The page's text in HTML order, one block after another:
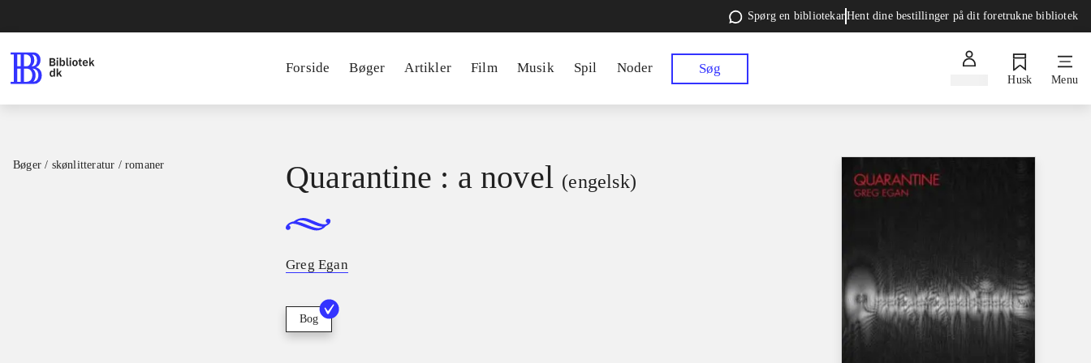
Spørg en bibliotekarHent dine bestillinger på dit foretrukne bibliotek
Forside Bøger Artikler Film Musik Spil Noder Søg
Husk Menu
Bøger / skønlitteratur / romaner Quarantine : a novel (engelsk)
Greg Egan
Bog